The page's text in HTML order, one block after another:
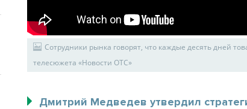
Сотрудники рынка говорят, что каждые десять дней
телесюжета «Новости ОТС»
Дмитрий Медведев утвердил